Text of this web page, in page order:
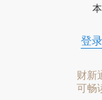
登录
财新
可畅